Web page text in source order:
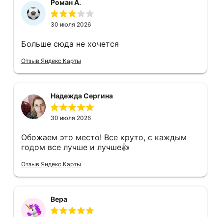
Роман А.
30 июля 2026
Больше сюда не хочется
Отзыв Яндекс Карты
Надежда Сергина
30 июля 2026
Обожаем это место! Все круто, с каждым
годом все лучше и лучше👍
Отзыв Яндекс Карты
Вера